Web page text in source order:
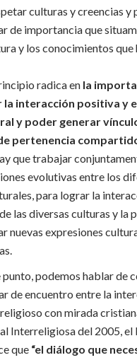
culturas y creencias y
de importancia que
y los conocimientos que
radica en la
interacción positiva y
y poder generar
pertenencia
que trabajar
evolutivas entre los
para lograr la
las diversas culturas y la
nuevas expresiones
punto, podemos hablar de
de encuentro entre la
con mirada
Interreligiosa del 2005, el
que “el diálogo que